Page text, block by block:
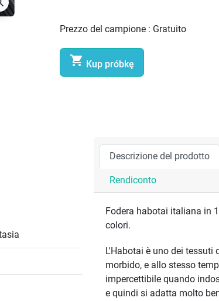
Prezzo del campione : Gratuito
 Kup próbkę
Descrizione del prodotto
Rendiconto
Fodera habotai italiana in
colori.
L'Habotai è uno dei tessuti
morbido, e allo stesso
impercettibile quando
e quindi si adatta molto